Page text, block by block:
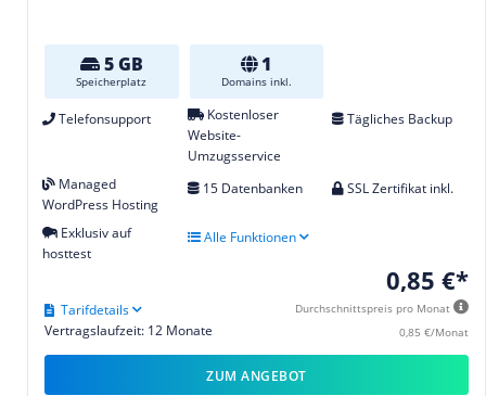
5 GB
Speicherplatz
1
Domains inkl.
Telefonsupport
Kostenloser
Website-
Umzugsservice
Tägliches Backup
Managed
WordPress Hosting
15 Datenbanken SSL Zertifikat inkl.
Exklusiv auf
hosttest
Alle Funktionen
0,85 €*
Durchschnittspreis pro Monat
0,85 €/Monat
Vertragslaufzeit: 12 Monate
Tarifdetails
ZUM ANGEBOT